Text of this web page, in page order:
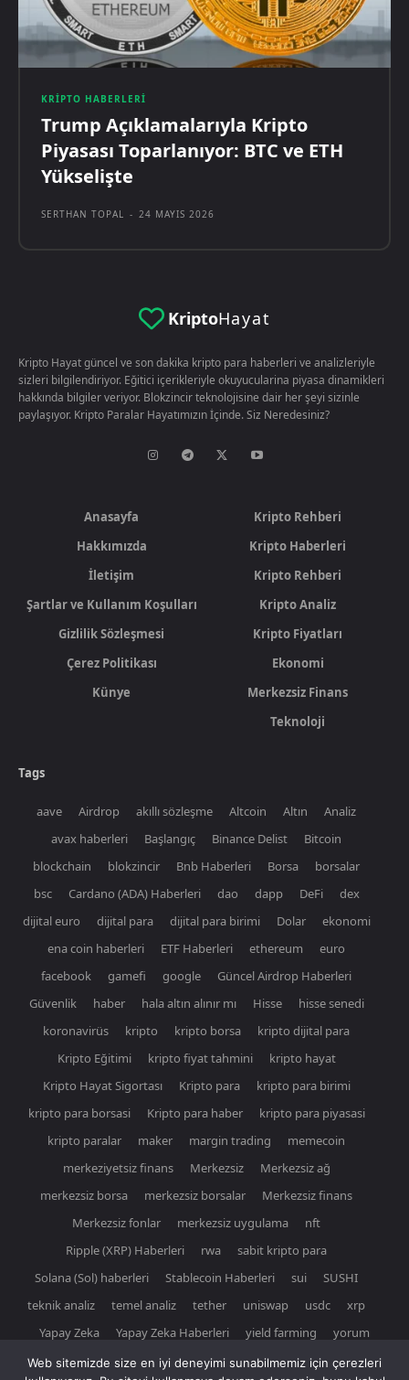
KRIPTO HABERLERI
Trump Açıklamalarıyla Kripto
Piyasası Toparlanıyor: BTC ve ETH
Yükselişte
SERTHAN TOPAL - 24 MAYIS 2026
KriptoHayat
Kripto Hayat güncel ve son dakika kripto para haberleri ve analizleriyle
sizleri bilgilendiriyor. Eğitici içerikleriyle okuyucularina piyasa dinamikleri
hakkında bilgiler veriyor. Blokzincir teknolojisine dair her şeyi sizinle
paylaşıyor. Kripto Paralar Hayatımızın İçinde. Siz Neredesiniz?
Anasayfa
Hakkımızda
İletişim
Şartlar ve Kullanım Koşulları
Gizlilik Sözleşmesi
Çerez Politikası
Künye
Kripto Rehberi
Kripto Haberleri
Kripto Rehberi
Kripto Analiz
Kripto Fiyatları
Ekonomi
Merkezsiz Finans
Teknoloji
Tags
aave Airdrop akıllı sözleşme Altcoin Altın
Analiz
avax haberleri
Başlangıç Binance Delist
Bitcoin
blockchain
blokzincir Bnb Haberleri Borsa
borsalar
bsc
Cardano (ADA) Haberleri dao dapp DeFi
dex
dijital euro
dijital para dijital para birimi Dolar
ekonomi
ena coin haberleri
ETF Haberleri ethereum
euro
facebook
gamefi google
Güncel Airdrop Haberleri
Güvenlik
haber hala altın alınır mı Hisse
hisse senedi
koronavirüs
kripto kripto borsa
kripto dijital para
Kripto Eğitimi
kripto fiyat tahmini
kripto hayat
Kripto Hayat Sigortası
Kripto para
kripto para birimi
kripto para borsasi
Kripto para haber
kripto para piyasasi
kripto paralar
maker margin trading
memecoin
merkeziyetsiz finans
Merkezsiz
Merkezsiz ağ
merkezsiz borsa
merkezsiz borsalar
Merkezsiz finans
Merkezsiz fonlar
merkezsiz uygulama
nft
Ripple (XRP) Haberleri
rwa
sabit kripto para
Solana (Sol) haberleri
Stablecoin Haberleri sui
SUSHI
teknik analiz
temel analiz tether uniswap usdc
xrp
Yapay Zeka
Yapay Zeka Haberleri yield farming yorum
Web sitemizde size en iyi deneyimi sunabilmemiz için çerezleri